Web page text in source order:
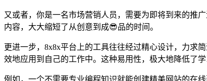
又或者，你是一名市场营销人员，需要为即将到来的推
内容，大大缩短了从创意到成😎品的时间。
更进一步，8x8x平台上的工具往往经过精心设计，力求
效地应用到自己的工作中。这种易用性，极大地降低了